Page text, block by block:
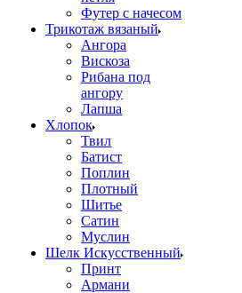
Футер с начесом
Трикотаж вязаный
Ангора
Вискоза
Рибана под
ангору
Лапша
Хлопок
Твил
Батист
Поплин
Плотный
Шитье
Сатин
Муслин
Шелк Искусственный
Принт
Армани